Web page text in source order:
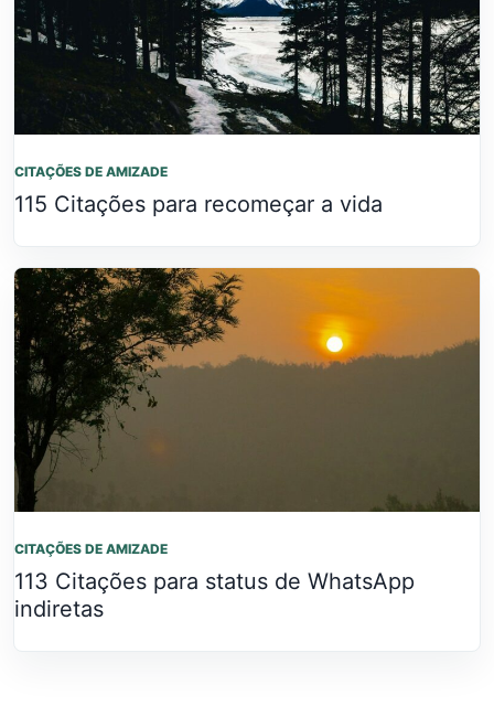
CITAÇÕES DE AMIZADE
115 Citações para recomeçar a vida
CITAÇÕES DE AMIZADE
113 Citações para status de WhatsApp
indiretas